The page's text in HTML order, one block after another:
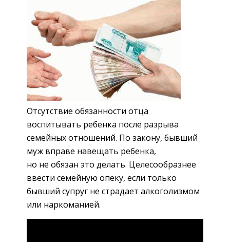
Отсутствие обязанности отца
воспитывать ребенка после разрыва
семейных отношений. По закону, бывший
муж вправе навещать ребенка,
но не обязан это делать. Целесообразнее
ввести семейную опеку, если только
бывший супруг не страдает алкоголизмом
или наркоманией.